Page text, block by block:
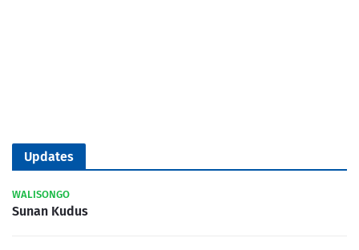
Updates
WALISONGO
Sunan Kudus